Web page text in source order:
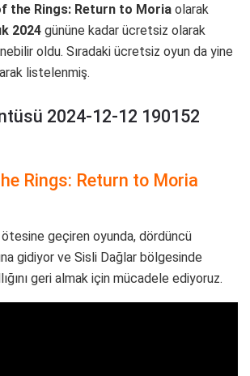
the Rings: Return to Moria olarak
2024 gününe kadar ücretsiz olarak
oldu. Sıradaki ücretsiz oyun da yine
listelenmiş.
Rings: Return to Moria
geçiren oyunda, dördüncü
gidiyor ve Sisli Dağlar bölgesinde
geri almak için mücadele ediyoruz.